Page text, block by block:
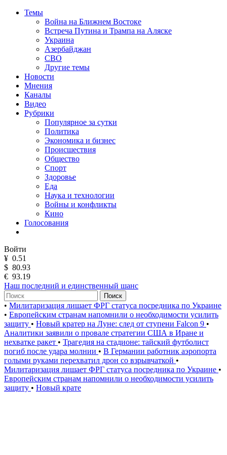
Темы
Война на Ближнем Востоке
Встреча Путина и Трампа на Аляске
Украина
Азербайджан
СВО
Другие темы
Новости
Мнения
Каналы
Видео
Рубрики
Популярное за сутки
Политика
Экономика и бизнес
Происшествия
Общество
Спорт
Здоровье
Еда
Наука и технологии
Войны и конфликты
Кино
Голосования
Войти
¥ 0.51
$ 80.93
€ 93.19
Наш последний и единственный шанс
Поиск
• Милитаризация лишает ФРГ статуса посредника по Украине
• Европейским странам напомнили о необходимости усилить
защиту • Новый кратер на Луне: след от ступени Falcon 9 •
Аналитики заявили о провале стратегии США в Иране и
нехватке ракет • Трагедия на стадионе: тайский футболист
погиб после удара молнии • В Германии работник аэропорта
голыми руками перехватил дрон со взрывчаткой •
Милитаризация лишает ФРГ статуса посредника по Украине •
Европейским странам напомнили о необходимости усилить
защиту • Новый крате